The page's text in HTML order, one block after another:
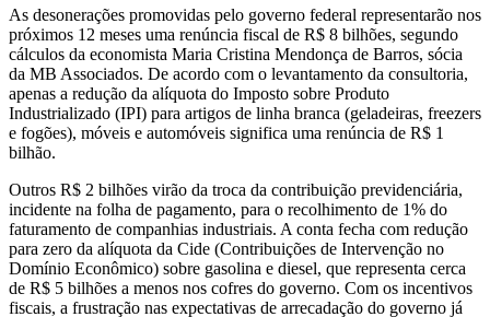
As desonerações promovidas pelo governo federal representarão nos
próximos 12 meses uma renúncia fiscal de R$ 8 bilhões, segundo
cálculos da economista Maria Cristina Mendonça de Barros, sócia
da MB Associados. De acordo com o levantamento da consultoria,
apenas a redução da alíquota do Imposto sobre Produto
Industrializado (IPI) para artigos de linha branca (geladeiras, freezers
e fogões), móveis e automóveis significa uma renúncia de R$ 1
bilhão.
Outros R$ 2 bilhões virão da troca da contribuição previdenciária,
incidente na folha de pagamento, para o recolhimento de 1% do
faturamento de companhias industriais. A conta fecha com redução
para zero da alíquota da Cide (Contribuições de Intervenção no
Domínio Econômico) sobre gasolina e diesel, que representa cerca
de R$ 5 bilhões a menos nos cofres do governo. Com os incentivos
fiscais, a frustração nas expectativas de arrecadação do governo já